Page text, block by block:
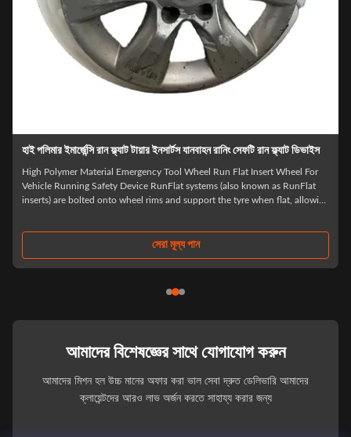
ব্যালিস্টিক প্রতিরোধী গাড়ির টায়ার Runflat ট্রাক টায়ার জন্য চালান ফ্ল্যাট ডিভাইস
সন্নিবেশ
China manufacturer run flat Insert run flat tyre for truck tires car tires What
can our product do for you 1.After a tire burst occurs,Our products Can
সেরা মূল্য পান
আমাদের বিশেষজ্ঞের সাথে যোগাযোগ করুন
আমাদের মিশন হল উচ্চ মানের অফার করা ভাল সেবা দ্রুত ডেলিভারি আমাদের
ক্লায়েন্টদের আরও লাভ অর্জন করতে সাহায্য করার জন্য